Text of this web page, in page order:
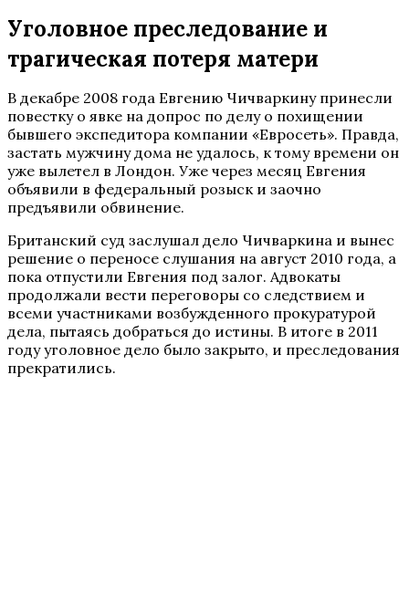
Уголовное преследование и
трагическая потеря матери
В декабре 2008 года Евгению Чичваркину принесли
повестку о явке на допрос по делу о похищении
бывшего экспедитора компании «Евросеть». Правда,
застать мужчину дома не удалось, к тому времени он
уже вылетел в Лондон. Уже через месяц Евгения
объявили в федеральный розыск и заочно
предъявили обвинение.
Британский суд заслушал дело Чичваркина и вынес
решение о переносе слушания на август 2010 года, а
пока отпустили Евгения под залог. Адвокаты
продолжали вести переговоры со следствием и
всеми участниками возбужденного прокуратурой
дела, пытаясь добраться до истины. В итоге в 2011
году уголовное дело было закрыто, и преследования
прекратились.